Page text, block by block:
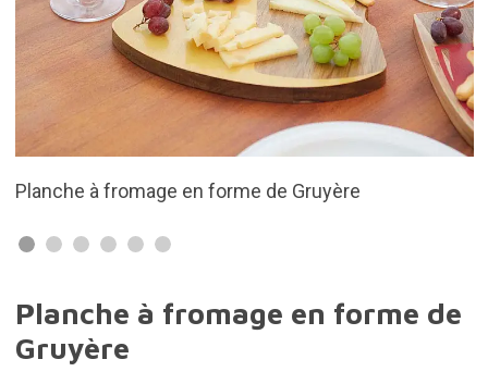
Conception originale
Planche à fromage en forme de
Gruyère